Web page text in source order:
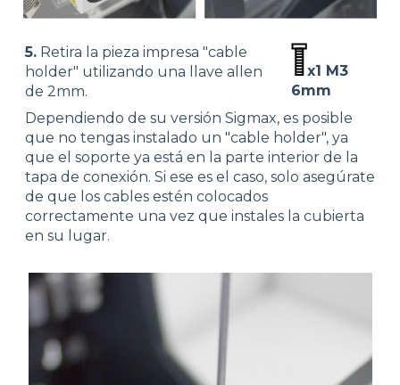
5. Retira la pieza impresa "cable
holder" utilizando una llave allen
de 2mm.
x1 M3
6mm
Dependiendo de su versión Sigmax, es posible
que no tengas instalado un "cable holder", ya
que el soporte ya está en la parte interior de la
tapa de conexión. Si ese es el caso, solo asegúrate
de que los cables estén colocados
correctamente una vez que instales la cubierta
en su lugar.